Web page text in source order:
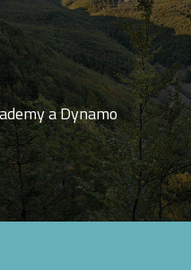
a Dynamo